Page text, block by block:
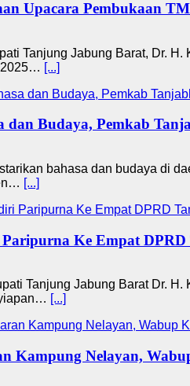
Upacara Pembukaan
Tanjung Jabung Barat, Dr.
2025… [...]
dan Budaya, Pemkab
bahasa dan budaya di
[...]
Ke Empat
Tanjung Jabung Barat Dr.
[...]
Kampung Nelayan,